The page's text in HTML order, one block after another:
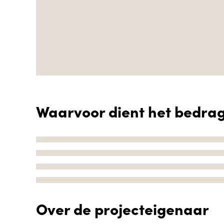
Waarvoor dient het
Over de projecteigenaar